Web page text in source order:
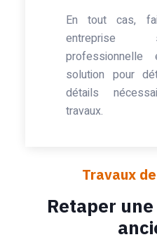
En tout cas,
entreprise
solution pour
détails
travaux.
Travaux
Retaper